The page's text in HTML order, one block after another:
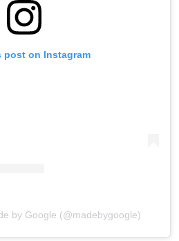
post on Instagram
by Google (@madebygoogle)